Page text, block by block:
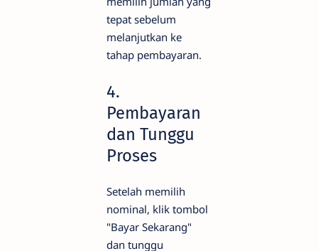
tepat sebelum
melanjutkan ke
tahap pembayaran.
4.
Pembayaran
dan Tunggu
Proses
Setelah memilih
nominal, klik tombol
"Bayar Sekarang"
dan tunggu